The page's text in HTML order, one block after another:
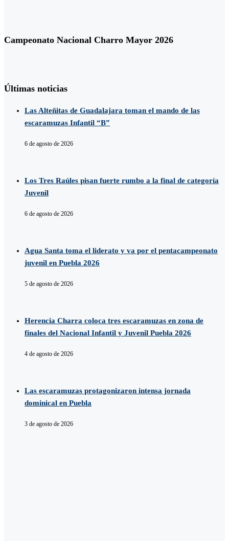
Campeonato Nacional Charro Mayor 2026
Últimas noticias
Las Alteñitas de Guadalajara toman el mando de las
escaramuzas Infantil “B”
6 de agosto de 2026
Los Tres Raúles pisan fuerte rumbo a la final de categoría
Juvenil
6 de agosto de 2026
Agua Santa toma el liderato y va por el pentacampeonato
juvenil en Puebla 2026
5 de agosto de 2026
Herencia Charra coloca tres escaramuzas en zona de
finales del Nacional Infantil y Juvenil Puebla 2026
4 de agosto de 2026
Las escaramuzas protagonizaron intensa jornada
dominical en Puebla
3 de agosto de 2026